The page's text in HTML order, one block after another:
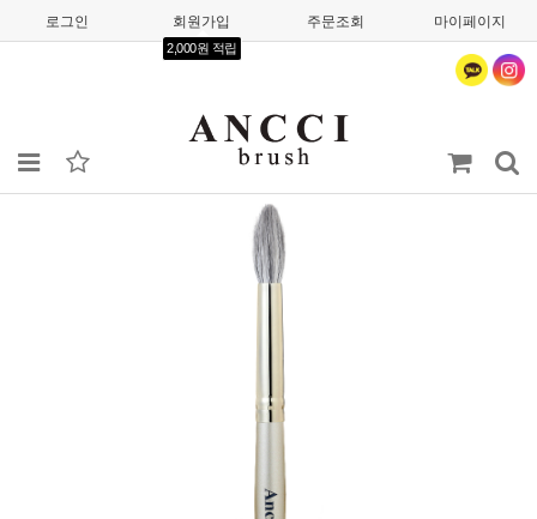
로그인 회원가입
2,000원 적립
주문조회 마이페이지